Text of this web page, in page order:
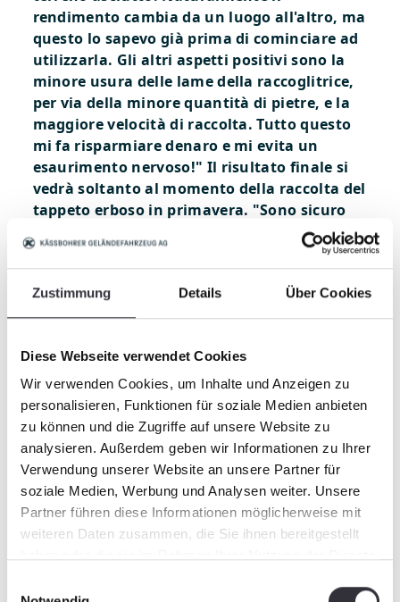
Zustimmung Details Über Cookies
Diese Webseite verwendet Cookies
Wir verwenden Cookies, um Inhalte und Anzeigen zu
personalisieren, Funktionen für soziale Medien anbieten
zu können und die Zugriffe auf unsere Website zu
analysieren. Außerdem geben wir Informationen zu Ihrer
Verwendung unserer Website an unsere Partner für
soziale Medien, Werbung und Analysen weiter. Unsere
Partner führen diese Informationen möglicherweise mit
weiteren Daten zusammen, die Sie ihnen bereitgestellt
rendimento cambia da un luogo all'altro, ma
questo lo sapevo già prima di cominciare ad
utilizzarla. Gli altri aspetti positivi sono la
minore usura delle lame della raccoglitrice,
per via della minore quantità di pietre, e la
maggiore velocità di raccolta. Tutto questo
mi fa risparmiare denaro e mi evita un
esaurimento nervoso!" Il risultato finale si
vedrà soltanto al momento della raccolta del
tappeto erboso in primavera. "Sono sicuro
che sarà buono!" Con questo impiego
speciale, il suo BeachTech 3000 ha ricevuto
una terza vita: dopo aver passato 6 anni
sulle spiagge de L'Aia e altri 6 su quelle del
golfo di Gelting, qui avrà certamente modo
durata Kässbohrer".